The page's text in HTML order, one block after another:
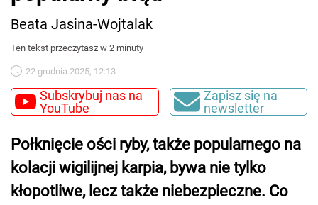
Beata Jasina-Wojtalak
Ten tekst przeczytasz w 2 minuty
22 grudnia 2025, 12:13
Subskrybuj nas na
YouTube
Zapisz się na
newsletter
Połknięcie ości ryby, także popularnego na
kolacji wigilijnej karpia, bywa nie tylko
kłopotliwe, lecz także niebezpieczne. Co